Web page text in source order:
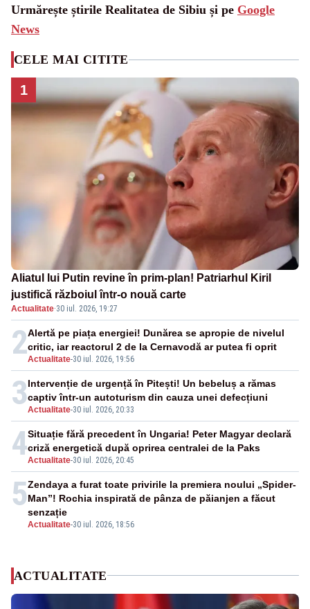
Urmărește știrile Realitatea de Sibiu și pe Google
News
CELE MAI CITITE
1
Aliatul lui Putin revine în prim-plan! Patriarhul Kiril
justifică războiul într-o nouă carte
Actualitate·30 iul. 2026, 19:27
2Actualitate-30 iul. 2026, 19:56
Alertă pe piața energiei! Dunărea se apropie de nivelul
critic, iar reactorul 2 de la Cernavodă ar putea fi oprit
3Actualitate-30 iul. 2026, 20:33
Intervenție de urgență în Pitești! Un bebeluș a rămas
captiv într-un autoturism din cauza unei defecțiuni
4Actualitate-30 iul. 2026, 20:45
Situație fără precedent în Ungaria! Peter Magyar declară
criză energetică după oprirea centralei de la Paks
5
Actualitate-30 iul. 2026, 18:56
Zendaya a furat toate privirile la premiera noului „Spider-
Man”! Rochia inspirată de pânza de păianjen a făcut
senzație
ACTUALITATE